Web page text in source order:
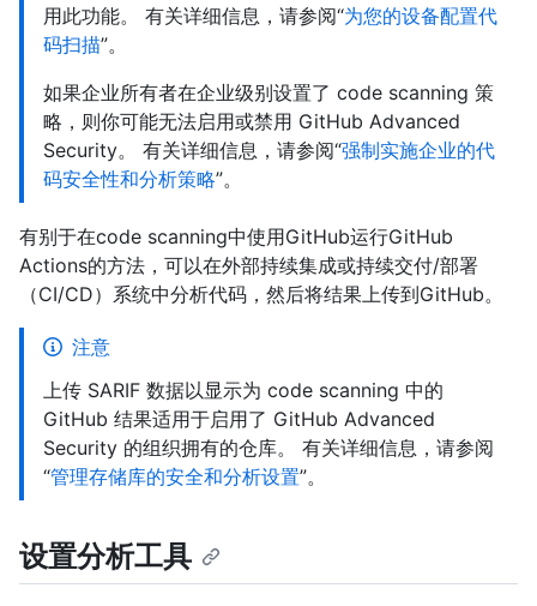
用此功能。 有关详细信息，请参阅“为您的设备配置代
码扫描”。
如果企业所有者在企业级别设置了 code scanning 策
略，则你可能无法启用或禁用 GitHub Advanced
Security。 有关详细信息，请参阅“强制实施企业的代
码安全性和分析策略”。
有别于在code scanning中使用GitHub运行GitHub
Actions的方法，可以在外部持续集成或持续交付/部署
（CI/CD）系统中分析代码，然后将结果上传到GitHub。
注意
上传 SARIF 数据以显示为 code scanning 中的
GitHub 结果适用于启用了 GitHub Advanced
Security 的组织拥有的仓库。 有关详细信息，请参阅
“管理存储库的安全和分析设置”。
设置分析工具